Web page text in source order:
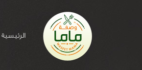
الرئيسية